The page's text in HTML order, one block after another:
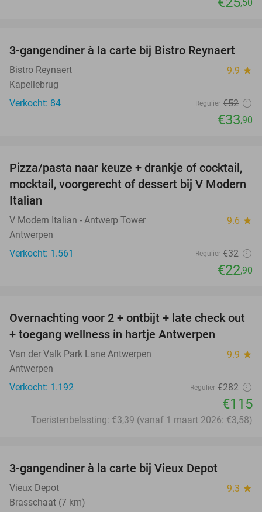
,50
35%
3-gangendiner à la carte bij Bistro Reynaert
Bistro Reynaert 9.9 star
Kapellebrug
Verkocht: 84
Regulier €52
€33,90
28%
Pizza/pasta naar keuze + drankje of cocktail,
mocktail, voorgerecht of dessert bij V Modern
Italian
V Modern Italian - Antwerp Tower 9.6 star
Antwerpen
Verkocht: 1.561
Regulier €32
€22,90
59%
Overnachting voor 2 + ontbijt + late check out
+ toegang wellness in hartje Antwerpen
Van der Valk Park Lane Antwerpen 9.9 star
Antwerpen
Verkocht: 1.192
Regulier €282
€115
Toeristenbelasting: €3,39 (vanaf 1 maart 2026: €3,58)
3-gangendiner à la carte bij Vieux Depot
Vieux Depot 9.3 star
Brasschaat (7 km)